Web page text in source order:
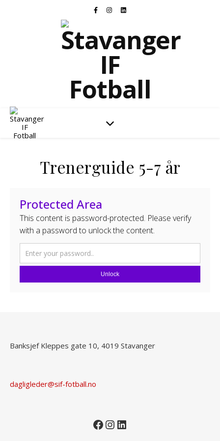
Trenerguide 5-7 år
Protected Area
This content is password-protected. Please verify
with a password to unlock the content.
Unlock
Banksjef Kleppes gate 10, 4019 Stavanger
dagligleder@sif-fotball.no
Facebook
Instagram
LinkedIn